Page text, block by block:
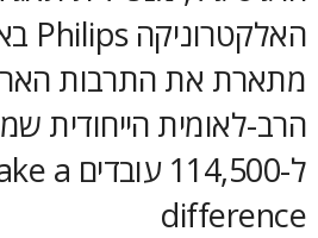
האלקטרוניקה Philips באסיה,
התרבות הארגונית
הייחודית שמאפשרת
ל-114,500 עובדים to make a